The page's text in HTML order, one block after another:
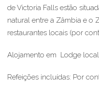
de Victoria Falls estão
natural entre a Zâmbia e o
restaurantes locais (por
Alojamento em Lodge
Refeições incluídas: Por